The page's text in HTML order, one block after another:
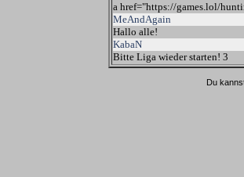
a href="https://games.lol/
MeAndAgain
Hallo alle!
KabaN
Bitte Liga wieder starten! 3
Du